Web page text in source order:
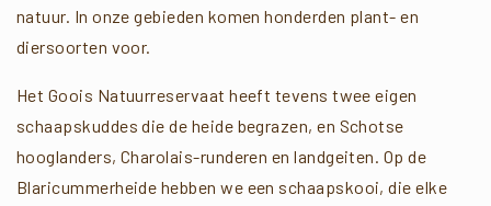
natuur. In onze gebieden komen honderden plant- en
diersoorten voor.
Het Goois Natuurreservaat heeft tevens twee eigen
schaapskuddes die de heide begrazen, en Schotse
hooglanders, Charolais-runderen en landgeiten. Op de
Blaricummerheide hebben we een schaapskooi, die elke